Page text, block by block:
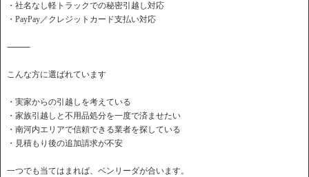
・社名なし軽トラックでの秘密引越し対応
・PayPay／クレジットカード支払い対応
⸻
こんな方に選ばれています
・実家からの引越しを考えている
・家族引越しと不用品処分を一度で済ませたい
・南河内エリアで信頼できる業者を探している
・見積もり後の追加請求が不安
一つでも当てはまれば、ベンリーダが合います。